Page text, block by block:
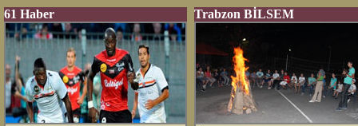
61 Haber Trabzon BİLSEM